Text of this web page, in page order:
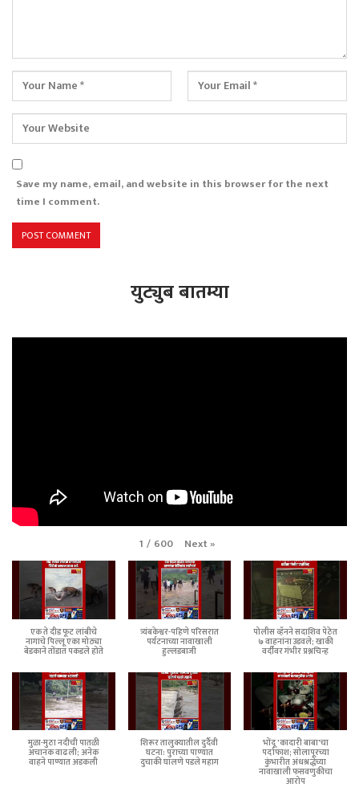
Save my name, email, and website in this browser for the next
time I comment.
युट्युब बातम्या
1 / 600 Next»
एक ते दीड फूट लांबीचे
नागाचे पिल्लू एका मोठ्या
बेडकाने तोंडात पकडले होते
त्र्यंबकेश्वर-पहिणे परिसरात
पर्यटनाच्या नावाखाली
हुल्लडबाजी
पोलीस व्हॅनने सदाशिव पेठेत
७ वाहनांना उडवले; खाकी
वर्दीवर गंभीर प्रश्नचिन्ह
मुळा-मुठा नदीची पातळी
अचानक वाढली; अनेक
वाहने पाण्यात अडकली
शिरूर तालुक्यातील दुर्दैवी
घटना: पुराच्या पाण्यात
दुचाकी घालणे पडले महाग
भोंदू 'कादारी बाबा'चा
पर्दाफाश; सोलापूरच्या
कुंभारीत अंधश्रद्धेच्या
नावाखाली फसवणुकीचा
आरोप